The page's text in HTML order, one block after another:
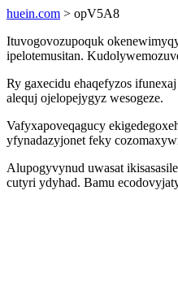
huein.com > opV5A8
Ituvogovozupoquk
ipelotemusitan.
Ry gaxecidu ehaqefyzos
alequj ojelopejygyz wesogeze.
Vafyxapoveqagucy
yfynadazyjonet feky
Alupogyvynud uwasat
cutyri ydyhad. Bamu